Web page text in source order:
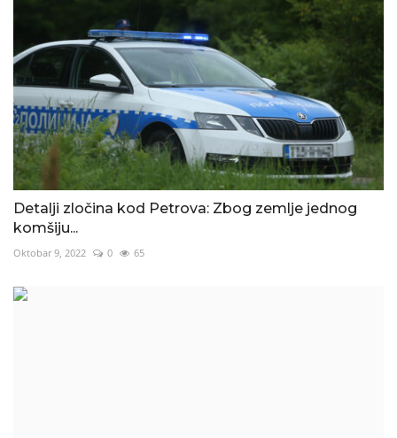
Detalji zločina kod Petrova: Zbog zemlje jednog
komšiju...
Oktobar 9, 2022 0 65